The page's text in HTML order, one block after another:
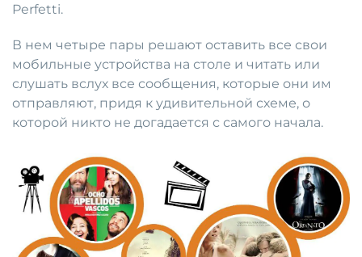
Perfetti.
В нем четыре пары решают оставить все свои
мобильные устройства на столе и читать или
слушать вслух все сообщения, которые они им
отправляют, придя к удивительной схеме, о
которой никто не догадается с самого начала.